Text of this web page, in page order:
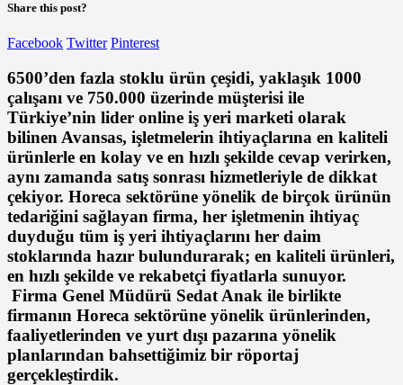
Share this post?
Facebook Twitter Pinterest
6500’den fazla stoklu ürün çeşidi, yaklaşık 1000
çalışanı ve 750.000 üze­rinde müşterisi ile
Türkiye’nin lider online iş yeri marketi olarak
bilinen Avansas, işletmelerin ihtiyaçlarına en kaliteli
ürünlerle en kolay ve en hızlı şekilde cevap verirken,
aynı za­manda satış sonrası hizmetleriyle de dikkat
çekiyor. Horeca sektörüne yönelik de birçok ürünün
tedariğini sağlayan firma, her işletmenin ihtiyaç
duydu­ğu tüm iş yeri ihtiyaçlarını her daim
stoklarında hazır bulundurarak; en kaliteli ürünleri,
en hızlı şekilde ve re­kabetçi fiyatlarla sunuyor.
Firma Genel Müdürü Sedat Anak ile birlikte
firmanın Horeca sek­törüne yönelik ürünlerinden,
faaliyet­lerinden ve yurt dışı pazarına yönelik
planlarından bahsettiğimiz bir röpor­taj
gerçekleştirdik.